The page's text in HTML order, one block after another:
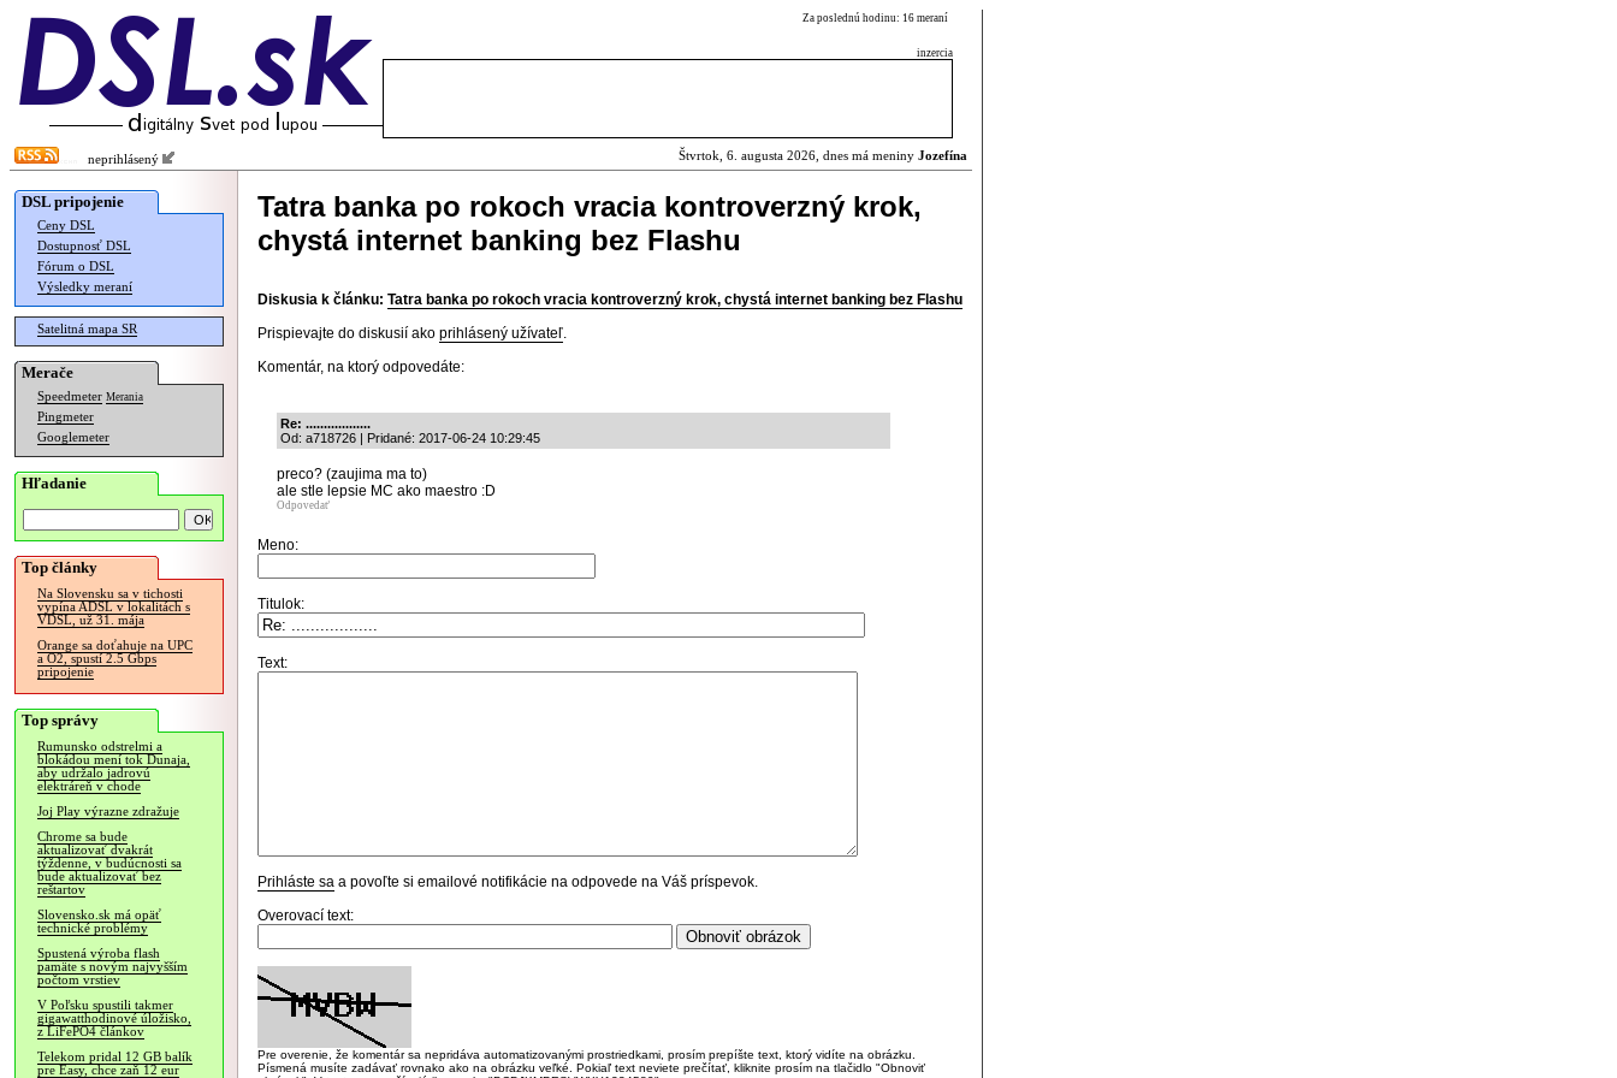
Za poslednú hodinu: 16 meraní
inzercia
neprihlásený Štvrtok, 6. augusta 2026, dnes má meniny Jozefína
DSL pripojenie
Ceny DSL
Dostupnosť DSL
Fórum o DSL
Výsledky meraní
Satelitná mapa SR
Merače
Speedmeter Merania
Pingmeter
Googlemeter
Hľadanie
Top články
Na Slovensku sa v tichosti
vypína ADSL v lokalitách s
VDSL, už 31. mája
Orange sa doťahuje na UPC
a O2, spustí 2.5 Gbps
pripojenie
Top správy
Rumunsko odstrelmi a
blokádou mení tok Dunaja,
aby udržalo jadrovú
elektráreň v chode
Joj Play výrazne zdražuje
Chrome sa bude
aktualizovať dvakrát
týždenne, v budúcnosti sa
bude aktualizovať bez
reštartov
Slovensko.sk má opäť
technické problémy
Spustená výroba flash
pamäte s novým najvyšším
počtom vrstiev
V Poľsku spustili takmer
gigawatthodinové úložisko,
z LiFePO4 článkov
Telekom pridal 12 GB balík
pre Easy, chce zaň 12 eur
Tatra banka po rokoch vracia kontroverzný krok,
chystá internet banking bez Flashu
Diskusia k článku: Tatra banka po rokoch vracia kontroverzný krok, chystá internet banking bez Flashu
Prispievajte do diskusií ako prihlásený užívateľ.
Komentár, na ktorý odpovedáte:
Re: ..................
Od: a718726 | Pridané: 2017-06-24 10:29:45
preco? (zaujima ma to)
ale stle lepsie MC ako maestro :D
Odpovedať
Meno:
Titulok:
Text:
Prihláste sa a povoľte si emailové notifikácie na odpovede na Váš príspevok.
Overovací text:
Pre overenie, že komentár sa nepridáva automatizovanými prostriedkami, prosím prepíšte text, ktorý vidíte na obrázku.
Písmená musíte zadávať rovnako ako na obrázku veľké. Pokiaľ text neviete prečítať, kliknite prosím na tlačidlo "Obnoviť